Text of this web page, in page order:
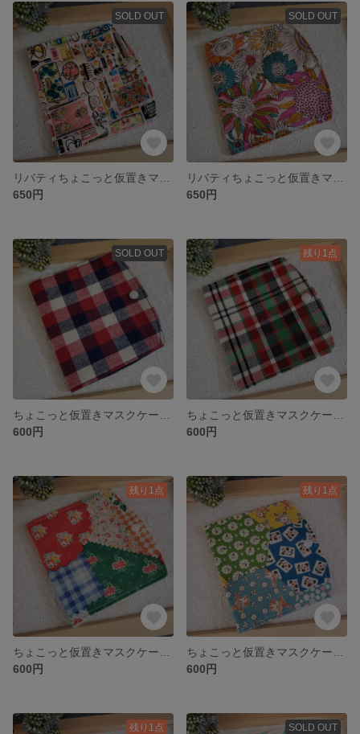
SOLD OUT
650円
SOLD OUT
650円
SOLD OUT
600円
残り1点
600円
残り1点
600円
残り1点
600円
残り1点 SOLD OUT